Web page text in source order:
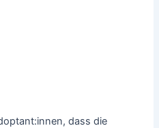
dass die